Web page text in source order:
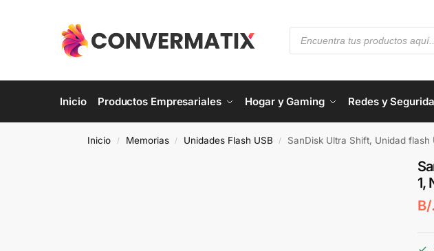
Inicio Productos Empresariales Hogar y Gaming Redes y
Inicio / Memorias / Unidades Flash USB / SanDisk Ultra Shift, Unidad flash
1,
B/.